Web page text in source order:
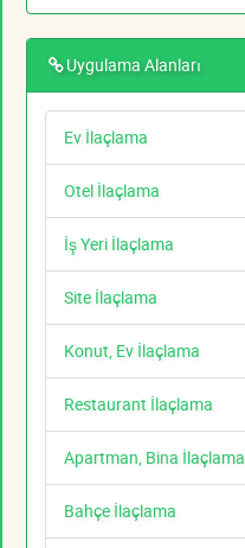
Uygulama Alanları
Ev İlaçlama
Otel İlaçlama
İş Yeri İlaçlama
Site İlaçlama
Konut, Ev İlaçlama
Restaurant İlaçlama
Apartman, Bina İlaçlama
Bahçe İlaçlama